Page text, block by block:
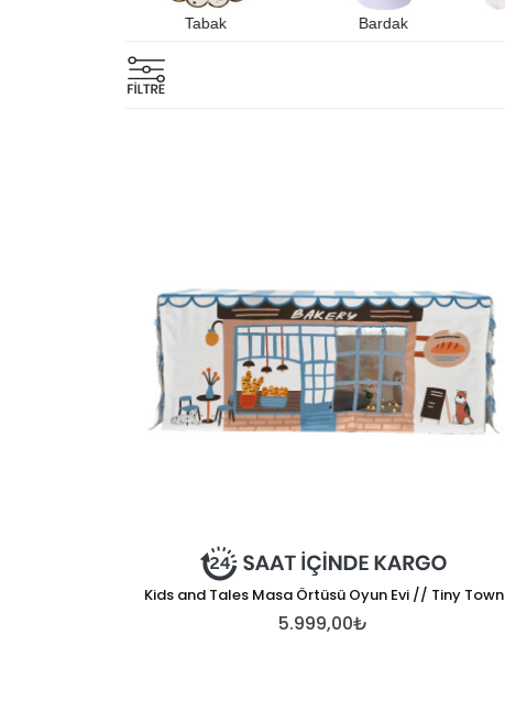
Tabak Bardak
Kids and Tales Masa Örtüsü Oyun Evi // Tiny Town
5.999,00₺